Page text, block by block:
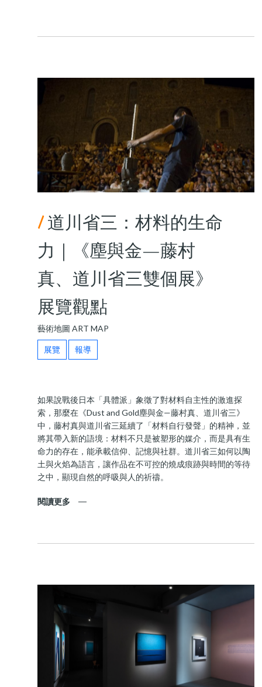
/道川省三：材料的生命
力｜《塵與金—藤村
真、道川省三雙個展》
展覽觀點
藝術地圖 ART MAP
展覽 報導
如果說戰後日本「具體派」象徵了對材料自主性的激進探
索，那麼在《Dust and Gold塵與金—藤村真、道川省三》
中，藤村真與道川省三延續了「材料自行發聲」的精神，並
將其帶入新的語境：材料不只是被塑形的媒介，而是具有生
命力的存在，能承載信仰、記憶與社群。道川省三如何以陶
土與火焰為語言，讓作品在不可控的燒成痕跡與時間的等待
之中，顯現自然的呼吸與人的祈禱。
閱讀更多